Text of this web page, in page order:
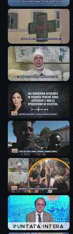
PUNTATA INTERA